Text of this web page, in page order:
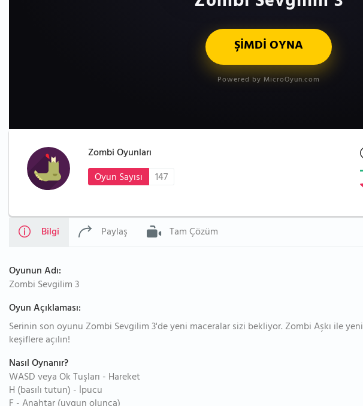
ŞİMDİ OYNA
Powered by MicroOyun.com
Zombi Oyunları
Oyun Sayısı
147
Bilgi Paylaş Tam Çözüm
Oyunun Adı:
Zombi Sevgilim 3
Oyun Açıklaması:
Serinin son oyunu Zombi Sevgilim 3'de yeni maceralar sizi bekliyor. Zombi Aşkı ile yeni
keşiflere açılın!
Nasıl Oynanır?
WASD veya Ok Tuşları - Hareket
H (basılı tutun) - İpucu